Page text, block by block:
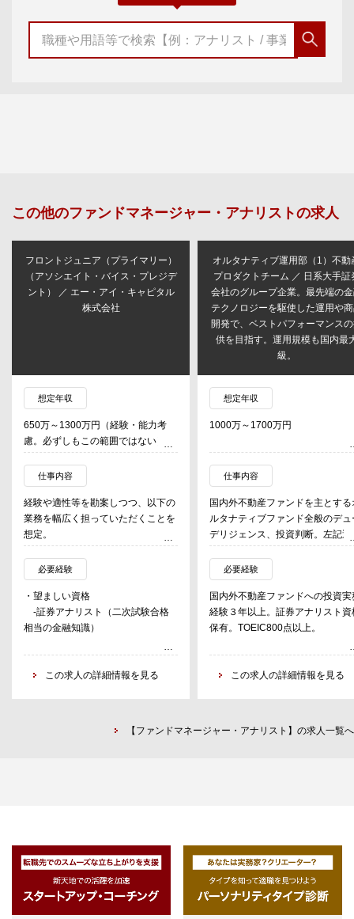
この他のファンドマネージャー・アナリストの求人
フロントジュニア（プライマリー）
（アソシエイト・バイス・プレジデ
ント） ／ エー・アイ・キャピタル
株式会社
想定年収
650万～1300万円（経験・能力考
慮。必ずしもこの範囲ではない）
仕事内容
経験や適性等を勘案しつつ、以下の
業務を幅広く担っていただくことを
想定。
・ファンドマネージャー業務
案件ソーシング/GPリレーション
構築及び業界調査・分析（リーダー
補佐）
デューデリジェンスレポート作成
モニタリングレポート作成
担当マネージャーの補佐
必要経験
・望ましい資格
-証券アナリスト（二次試験合格
相当の金融知識）
・期待するスキル
-英語基礎力（TOEIC800以上）
商品の勧誘経験
-自己資金の運用経験
-国際業務部門における子会
社・関連会社管理経験
-ミドル・バックオフィス部門
この求人の詳細情報を見る
オルタナティブ運用部（1）不動
プロダクトチーム ／ 日系大手証
会社のグループ企業。最先端の
テクノロジーを駆使した運用や
開発で、ベストパフォーマンス
供を目指す。運用規模も国内最
級。
想定年収
1000万～1700万円
仕事内容
国内外不動産ファンドを主とする
ルタナティブファンド全般のデュ
デリジェンス、投資判断。左記運
を行う投資顧問口座及び投資信託
設定、ファンド投資、運用業務、
客運用報告等。
必要経験
国内外不動産ファンドへの投資実
経験３年以上。証券アナリスト資
保有。TOEIC800点以上。
この求人の詳細情報を見る
【ファンドマネージャー・アナリスト】の求人一覧へ